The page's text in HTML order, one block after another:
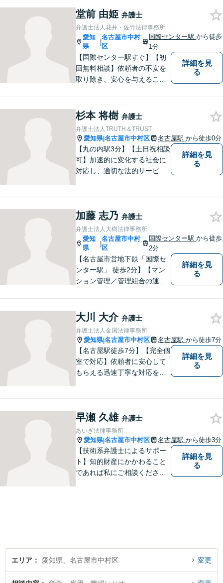
頼者から相談を受け、最良の
法的サービスを迅速に提供で
きるよう最善の努力をしま
す。
堂前 由姫 弁護士
弁護士法人花井・佐竹法律事務所
愛知
県
|
名古屋市中村
区
国際センター駅から徒歩
1分
【国際センター駅すぐ】【初
回無料相談】依頼者の不安を
取り除き、安心を与えること
をします。独自の専門家ネッ
トワークを活かし、スムーズ
な手続きに努めます。【ビデ
オ面談可】
詳細を見
る
杉本 将樹 弁護士
弁護士法人TRUTH＆TRUST
愛知県|名古屋市中村区 名古屋駅 から徒歩0分
【丸の内駅3分】【土日祝相談
可】加速的に変化する社会に
対応し、適切な法的サービス
す。依頼者様の抱える法律問
題を解決し、いち早くストレ
スを解消できるよう努めま
す。
詳細を見
る
加藤 志乃 弁護士
弁護士法人大樹法律事務所
愛知
県
|
名古屋市中村
区
国際センター駅から徒歩
2分
【名古屋市営地下鉄「国際セ
ンター駅」 徒歩2分】【マン
ション管理／管理組合の運営
します。法律問題でお困りの
方はお気軽にご相談くださ
い。
詳細を見
る
大川 大介 弁護士
弁護士法人金国法律事務所
愛知県|名古屋市中村区 名古屋駅 から徒歩7分
【名古屋駅徒歩7分】【完全個
室で対応】依頼者に安心して
もらえる迅速丁寧な対応をモ
詳細を見
る
早瀬 久雄 弁護士
あいぎ法律事務所
愛知県|名古屋市中村区 名古屋駅 から徒歩3分
【技術系弁護士によるサポー
ト】知的財産にかかわること
であれば私にご相談くださ
詳細を見
る
エリア 愛知県、名古屋市中村区 変更